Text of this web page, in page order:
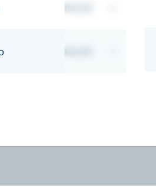
00,00
00,00